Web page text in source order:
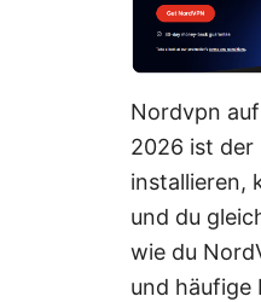
Nordvpn
2026 ist der
installieren,
und du
wie du
und häufige